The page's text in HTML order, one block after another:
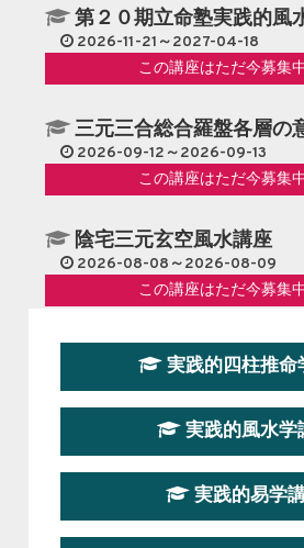
第２０期立命塾実践的風
2026-11-21～2027-04-18
この講座はただ今募集中
三元三合総合羅盤各層の
2026-09-12～2026-09-13
この講座はただ今募集中
陰宅三元玄空風水講座
2026-08-08～2026-08-09
この講座はただ今募集中
第１９期立命塾『実践的
2026-08-22～2026-10-25
第19期立命塾実践的四柱
2026-03-20～2026-07-19
実践的四柱推命
実践的風水学
実践的易学